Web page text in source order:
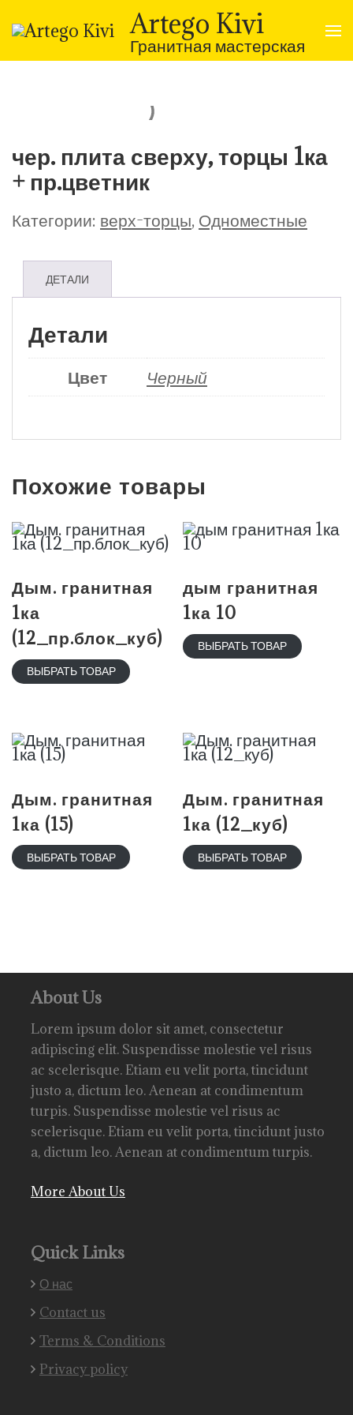
содержимому
(нажмите
Enter)
Artego Kivi
Гранитная мастерская
чер. плита сверху, торцы 1ка
+ пр.цветник
Категории: верх-торцы, Одноместные
ДЕТАЛИ
Детали
Цвет Черный
Похожие товары
Дым. гранитная
1ка
(12_пр.блок_куб)
ВЫБРАТЬ ТОВАР
дым гранитная
1ка 10
ВЫБРАТЬ ТОВАР
Дым. гранитная
1ка (15)
ВЫБРАТЬ ТОВАР
Дым. гранитная
1ка (12_куб)
ВЫБРАТЬ ТОВАР
About Us
Lorem ipsum dolor sit amet, consectetur
adipiscing elit. Suspendisse molestie vel risus
ac scelerisque. Etiam eu velit porta, tincidunt
justo a, dictum leo. Aenean at condimentum
turpis. Suspendisse molestie vel risus ac
scelerisque. Etiam eu velit porta, tincidunt justo
a, dictum leo. Aenean at condimentum turpis.
More About Us
Quick Links
О нас
Contact us
Terms & Conditions
Privacy policy